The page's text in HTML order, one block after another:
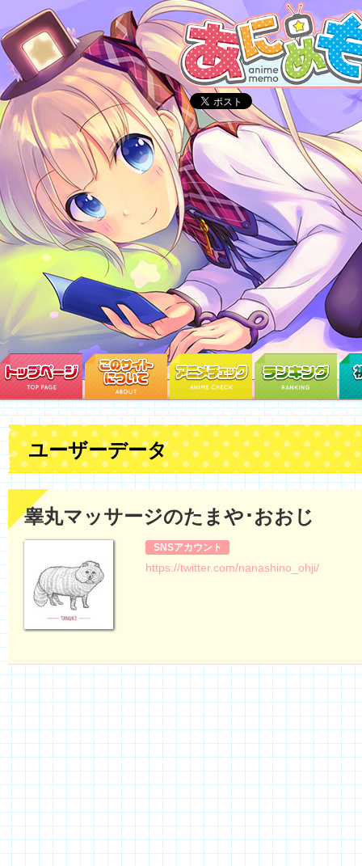
ユーザーデータ
睾丸マッサージのたまや･おおじ
SNSアカウント
https://twitter.com/nanashino_ohji/